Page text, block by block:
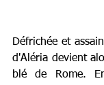
Défrichée et
d'Aléria devient
blé de Rome.